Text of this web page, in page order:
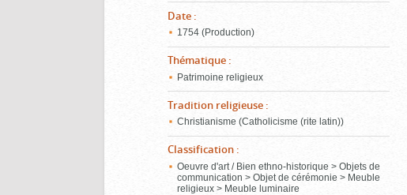
Date :
1754 (Production)
Thématique :
Patrimoine religieux
Tradition religieuse :
Christianisme (Catholicisme (rite latin))
Classification :
Oeuvre d'art / Bien ethno-historique > Objets de
communication > Objet de cérémonie > Meuble
religieux > Meuble luminaire